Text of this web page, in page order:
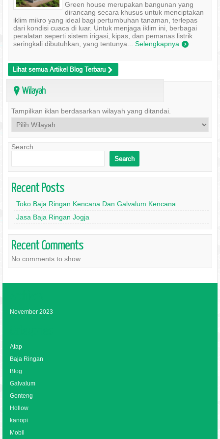
Green house merupakan bangunan yang
dirancang secara khusus untuk menciptakan
iklim mikro yang ideal bagi pertumbuhan tanaman, terlepas
dari kondisi cuaca di luar. Untuk menjaga iklim ini, berbagai
peralatan seperti sistem irigasi, kipas, dan pemanas listrik
seringkali dibutuhkan, yang tentunya... Selengkapnya )
Lihat semua Artikel Blog Terbaru >
? Wilayah
Tampilkan iklan berdasarkan wilayah yang ditandai.
Search
Search
Recent Posts
Toko Baja Ringan Kencana Dan Galvalum Kencana
Jasa Baja Ringan Jogja
Recent Comments
No comments to show.
November 2023
Atap
Baja Ringan
Blog
Galvalum
Genteng
Hollow
kanopi
Mobil